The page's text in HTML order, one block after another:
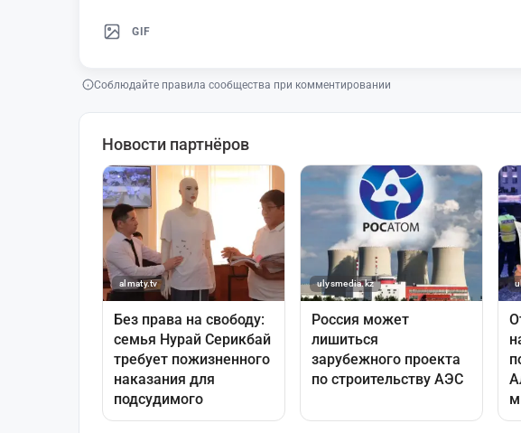
GIF
Соблюдайте правила сообщества при комментировании